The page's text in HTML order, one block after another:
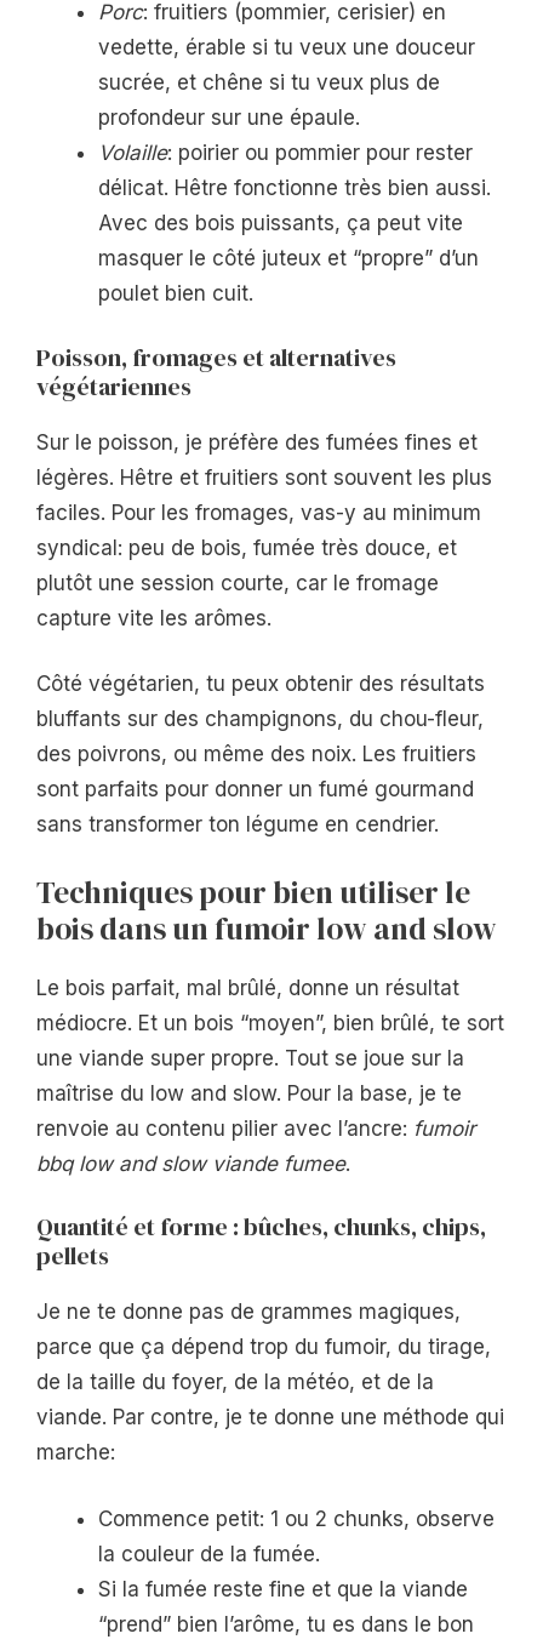
Porc: fruitiers (pommier, cerisier) en
vedette, érable si tu veux une douceur
sucrée, et chêne si tu veux plus de
profondeur sur une épaule.
Volaille: poirier ou pommier pour rester
délicat. Hêtre fonctionne très bien aussi.
Avec des bois puissants, ça peut vite
masquer le côté juteux et “propre” d’un
poulet bien cuit.
Poisson, fromages et alternatives
végétariennes
Sur le poisson, je préfère des fumées fines et
légères. Hêtre et fruitiers sont souvent les plus
faciles. Pour les fromages, vas-y au minimum
syndical: peu de bois, fumée très douce, et
plutôt une session courte, car le fromage
capture vite les arômes.
Côté végétarien, tu peux obtenir des résultats
bluffants sur des champignons, du chou-fleur,
des poivrons, ou même des noix. Les fruitiers
sont parfaits pour donner un fumé gourmand
sans transformer ton légume en cendrier.
Techniques pour bien utiliser le
bois dans un fumoir low and slow
Le bois parfait, mal brûlé, donne un résultat
médiocre. Et un bois “moyen”, bien brûlé, te sort
une viande super propre. Tout se joue sur la
maîtrise du low and slow. Pour la base, je te
renvoie au contenu pilier avec l’ancre: fumoir
bbq low and slow viande fumee.
Quantité et forme : bûches, chunks, chips,
pellets
Je ne te donne pas de grammes magiques,
parce que ça dépend trop du fumoir, du tirage,
de la taille du foyer, de la météo, et de la
viande. Par contre, je te donne une méthode qui
marche:
Commence petit: 1 ou 2 chunks, observe
la couleur de la fumée.
Si la fumée reste fine et que la viande
“prend” bien l’arôme, tu es dans le bon